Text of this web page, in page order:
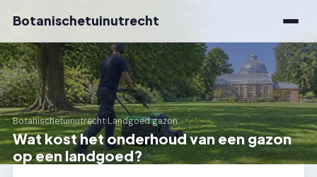
Botanischetuinutrecht
Botanischetuinutrecht›Landgoed gazon
Wat kost het onderhoud van een gazon
op een landgoed?